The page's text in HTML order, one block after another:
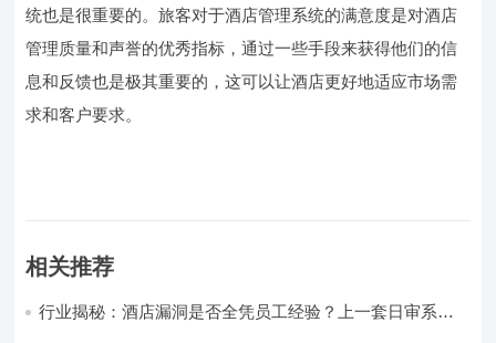
统也是很重要的。旅客对于酒店管理系统的满意度是对酒店
管理质量和声誉的优秀指标，通过一些手段来获得他们的信
息和反馈也是极其重要的，这可以让酒店更好地适应市场需
求和客户要求。
相关推荐
行业揭秘：酒店漏洞是否全凭员工经验？上一套日审系